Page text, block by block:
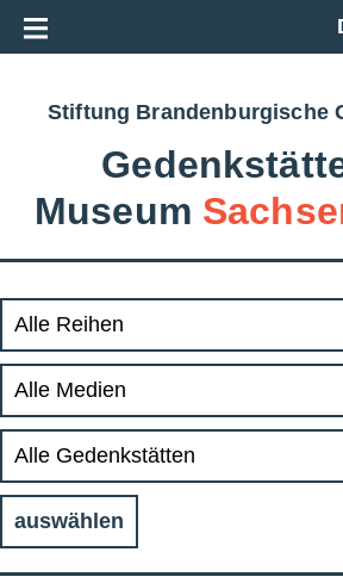
Zur
Stiftung Brandenburgische
Museum
auswählen